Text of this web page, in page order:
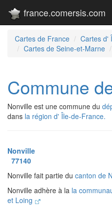
france.comersis.com
Cartes de France
Cartes d'
Cartes de Seine-et-Marne
Commune
Nonville est une commune du
dans la région d' Île-de-France.
Nonville
77140
Nonville fait partie du canton de
Nonville adhère à la la
et Loing